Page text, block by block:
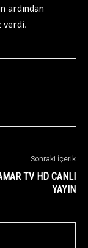
ardından
verdi.
Sonraki İçerik
TV HD CANLI
YAYIN